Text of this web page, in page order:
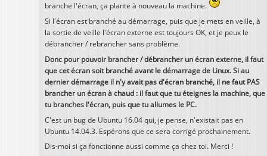
branche l'écran, ça plante à nouveau la machine.
Si l'écran est branché au démarrage, puis que je mets en veille, à
la sortie de veille l'écran externe est toujours OK, et je peux le
débrancher / rebrancher sans problème.
Donc pour pouvoir brancher / débrancher un écran externe, il faut
que cet écran soit branché avant le démarrage de Linux. Si au
dernier démarrage il n'y avait pas d'écran branché, il ne faut PAS
brancher un écran à chaud : il faut que tu éteignes la machine, que
tu branches l'écran, puis que tu allumes le PC.
C'est un bug de Ubuntu 16.04 qui, je pense, n'existait pas en
Ubuntu 14.04.3. Espérons que ce sera corrigé prochainement.
Dis-moi si ça fonctionne aussi comme ça chez toi. Merci !